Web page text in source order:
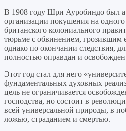
В 1908 году Шри Ауробиндо был
организации покушения на
британского колониального
тюрьме с обвинением, грозившим
однако по окончании следствия,
полностью оправдан и
Этот год стал для него
фундаментальных духовных
цель не ограничивается
господства, но состоит в
всей универсальной природы, в
ложью, страданием и смертью.